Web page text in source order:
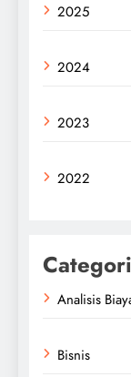
2025
2024
2023
2022
Analisis
Bisnis